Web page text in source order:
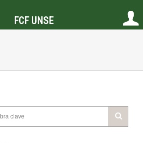
FCF UNSE